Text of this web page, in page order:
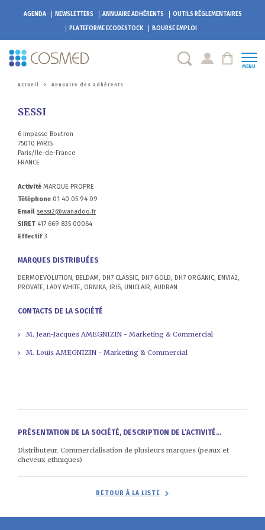
AGENDA NEWSLETTERS ANNUAIRE ADHÉRENTS
OUTILS RÉGLEMENTAIRES
PLATEFORMEECODESTOCK BOURSE EMPLOI
MENU
Accueil > Annuaire des adhérents
SESSI
6 impasse Boutron
75010 PARIS
Paris/Ile-de-France
FRANCE
Activité MARQUE PROPRE
Téléphone 01 40 05 94 09
Email sessi2@wanadoo.fr
SIRET 417 669 835 00064
Effectif3
MARQUES DISTRIBUÉES
DERMOEVOLUTION, BELDAM, DH7 CLASSIC, DH7 GOLD, DH7 ORGANIC, ENVIA2,
PROVATE, LADY WHITE, ORNIKA, IRIS, UNICLAIR, AUDRAN
CONTACTS DE LA SOCIÉTÉ
M. Jean-Jacques AMEGNIZIN - Marketing & Commercial
M. Louis AMEGNIZIN - Marketing & Commercial
PRÉSENTATION DE LA SOCIÉTÉ, DESCRIPTION DE L’ACTIVITÉ...
Distributeur. Commercialisation de plusieurs marques (peaux et
cheveux ethniques)
RETOUR À LA LISTE